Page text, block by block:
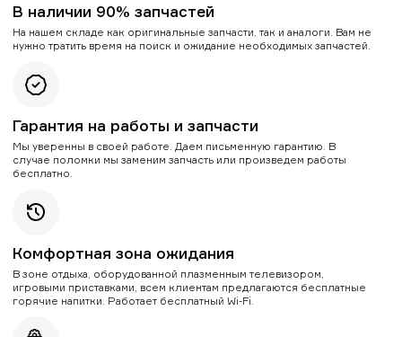
В наличии 90% запчастей
На нашем складе как оригинальные запчасти, так и аналоги. Вам не
нужно тратить время на поиск и ожидание необходимых запчастей.
Гарантия на работы и запчасти
Мы уверенны в своей работе. Даем письменную гарантию. В
случае поломки мы заменим запчасть или произведем работы
бесплатно.
Комфортная зона ожидания
В зоне отдыха, оборудованной плазменным телевизором,
игровыми приставками, всем клиентам предлагаются бесплатные
горячие напитки. Работает бесплатный Wi-Fi.